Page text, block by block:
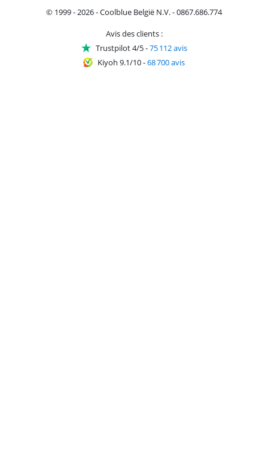
© 1999 - 2026 - Coolblue België N.V. - 0867.686.774
Avis des clients :
Trustpilot 4/5-75 112 avis
Kiyoh 9.1/10-68 700 avis